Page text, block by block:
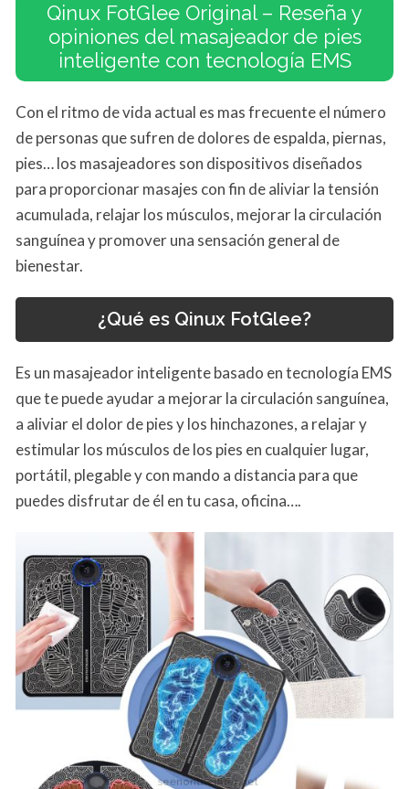
Qinux FotGlee Original – Reseña y
opiniones del masajeador de pies
inteligente con tecnología EMS
Con el ritmo de vida actual es mas frecuente el número
de personas que sufren de dolores de espalda, piernas,
pies… los masajeadores son dispositivos diseñados
para proporcionar masajes con fin de aliviar la tensión
acumulada, relajar los músculos, mejorar la circulación
sanguínea y promover una sensación general de
bienestar.
¿Qué es Qinux FotGlee?
Es un masajeador inteligente basado en tecnología EMS
que te puede ayudar a mejorar la circulación sanguínea,
a aliviar el dolor de pies y los hinchazones, a relajar y
estimular los músculos de los pies en cualquier lugar,
portátil, plegable y con mando a distancia para que
puedes disfrutar de él en tu casa, oficina….